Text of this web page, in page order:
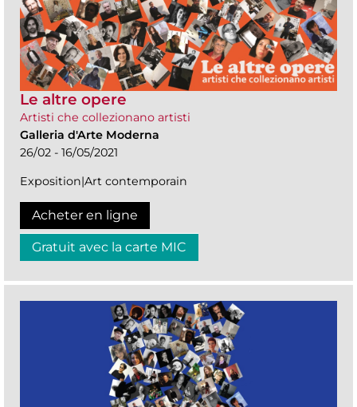
Le altre opere
Artisti che collezionano artisti
Galleria d'Arte Moderna
26/02 - 16/05/2021
Exposition|Art contemporain
Acheter en ligne
Gratuit avec la carte MIC